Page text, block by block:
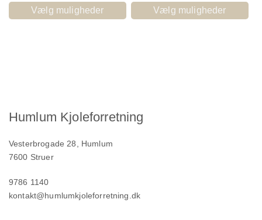
Vælg muligheder Vælg muligheder
Humlum Kjoleforretning
Vesterbrogade 28, Humlum
7600 Struer
9786 1140
kontakt@humlumkjoleforretning.dk